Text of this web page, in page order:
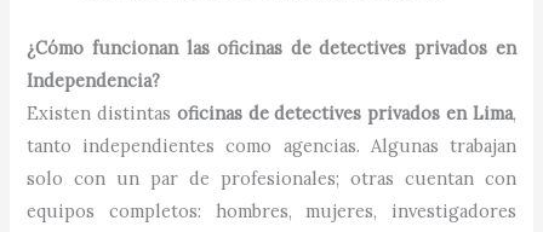
¿Cómo funcionan las oficinas de detectives privados en
Independencia?
Existen distintas oficinas de detectives privados en Lima,
tanto independientes como agencias. Algunas trabajan
solo con un par de profesionales; otras cuentan con
equipos completos: hombres, mujeres, investigadores